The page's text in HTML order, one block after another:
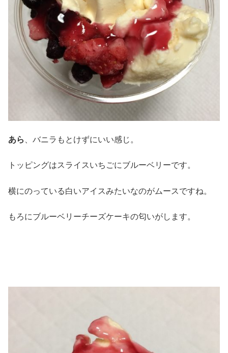
あら 、バニラもとけずにいい感じ。
トッピングはスライスいちごにブルーベリーです。
横にのっている白いアイスみたいなのがムースですね。
もろにブルーベリーチーズケーキの匂いがします。